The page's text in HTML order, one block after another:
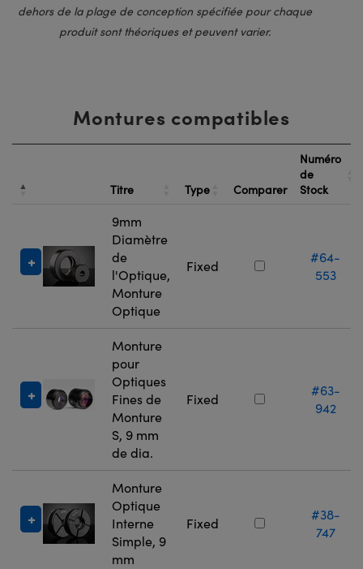
dehors de la plage de conception spécifiée pour chaque
produit sont théoriques et peuvent varier.
Montures compatibles
Titre Type Comparer
Numéro
de
Stock
9mm
Diamètre
de
l'Optique,
Monture
Optique
Fixed
#64-
553
Monture
pour
Optiques
Fines de
Monture
S, 9 mm
de dia.
Fixed
#63-
942
Monture
Optique
Interne
Simple, 9
mm
Fixed
#38-
747